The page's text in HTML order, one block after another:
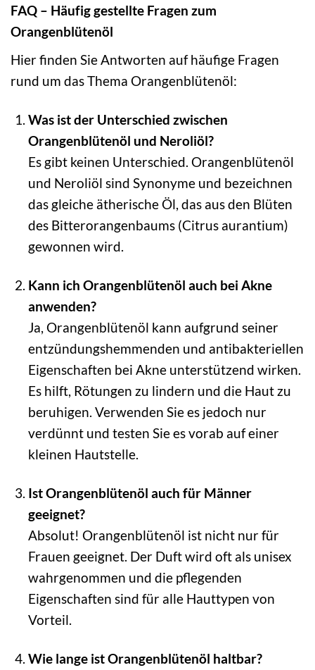
FAQ – Häufig gestellte Fragen zum
Orangenblütenöl
Hier finden Sie Antworten auf häufige Fragen
rund um das Thema Orangenblütenöl:
Was ist der Unterschied zwischen
Orangenblütenöl und Neroliöl?
Es gibt keinen Unterschied. Orangenblütenöl
und Neroliöl sind Synonyme und bezeichnen
das gleiche ätherische Öl, das aus den Blüten
des Bitterorangenbaums (Citrus aurantium)
gewonnen wird.
Kann ich Orangenblütenöl auch bei Akne
anwenden?
Ja, Orangenblütenöl kann aufgrund seiner
entzündungshemmenden und antibakteriellen
Eigenschaften bei Akne unterstützend wirken.
Es hilft, Rötungen zu lindern und die Haut zu
beruhigen. Verwenden Sie es jedoch nur
verdünnt und testen Sie es vorab auf einer
kleinen Hautstelle.
Ist Orangenblütenöl auch für Männer
geeignet?
Absolut! Orangenblütenöl ist nicht nur für
Frauen geeignet. Der Duft wird oft als unisex
wahrgenommen und die pflegenden
Eigenschaften sind für alle Hauttypen von
Vorteil.
Wie lange ist Orangenblütenöl haltbar?